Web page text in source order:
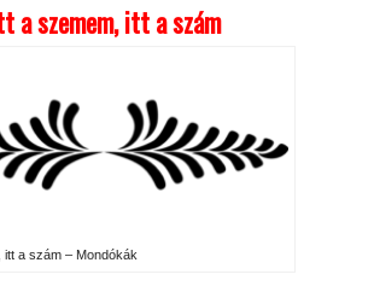
a szemem, itt a szám
itt a szám – Mondókák